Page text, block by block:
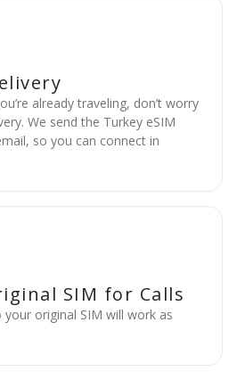
already traveling, don’t worry
We send the Turkey eSIM
so you can connect in
SIM for Calls
your original SIM will work as